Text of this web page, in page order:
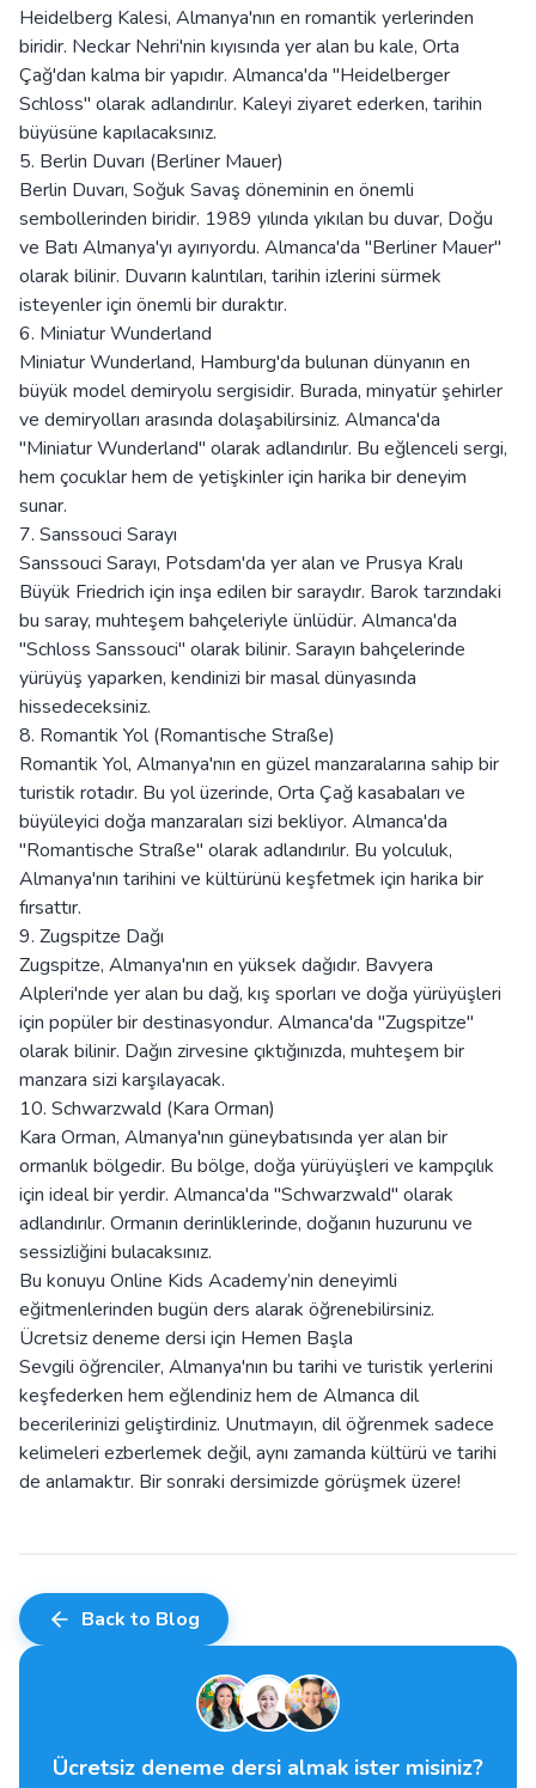
Heidelberg Kalesi, Almanya'nın en romantik yerlerinden
biridir. Neckar Nehri'nin kıyısında yer alan bu kale, Orta
Çağ'dan kalma bir yapıdır. Almanca'da "Heidelberger
Schloss" olarak adlandırılır. Kaleyi ziyaret ederken, tarihin
büyüsüne kapılacaksınız.
5. Berlin Duvarı (Berliner Mauer)
Berlin Duvarı, Soğuk Savaş döneminin en önemli
sembollerinden biridir. 1989 yılında yıkılan bu duvar, Doğu
ve Batı Almanya'yı ayırıyordu. Almanca'da "Berliner Mauer"
olarak bilinir. Duvarın kalıntıları, tarihin izlerini sürmek
isteyenler için önemli bir duraktır.
6. Miniatur Wunderland
Miniatur Wunderland, Hamburg'da bulunan dünyanın en
büyük model demiryolu sergisidir. Burada, minyatür şehirler
ve demiryolları arasında dolaşabilirsiniz. Almanca'da
"Miniatur Wunderland" olarak adlandırılır. Bu eğlenceli sergi,
hem çocuklar hem de yetişkinler için harika bir deneyim
sunar.
7. Sanssouci Sarayı
Sanssouci Sarayı, Potsdam'da yer alan ve Prusya Kralı
Büyük Friedrich için inşa edilen bir saraydır. Barok tarzındaki
bu saray, muhteşem bahçeleriyle ünlüdür. Almanca'da
"Schloss Sanssouci" olarak bilinir. Sarayın bahçelerinde
yürüyüş yaparken, kendinizi bir masal dünyasında
hissedeceksiniz.
8. Romantik Yol (Romantische Straße)
Romantik Yol, Almanya'nın en güzel manzaralarına sahip bir
turistik rotadır. Bu yol üzerinde, Orta Çağ kasabaları ve
büyüleyici doğa manzaraları sizi bekliyor. Almanca'da
"Romantische Straße" olarak adlandırılır. Bu yolculuk,
Almanya'nın tarihini ve kültürünü keşfetmek için harika bir
fırsattır.
9. Zugspitze Dağı
Zugspitze, Almanya'nın en yüksek dağıdır. Bavyera
Alpleri'nde yer alan bu dağ, kış sporları ve doğa yürüyüşleri
için popüler bir destinasyondur. Almanca'da "Zugspitze"
olarak bilinir. Dağın zirvesine çıktığınızda, muhteşem bir
manzara sizi karşılayacak.
10. Schwarzwald (Kara Orman)
Kara Orman, Almanya'nın güneybatısında yer alan bir
ormanlık bölgedir. Bu bölge, doğa yürüyüşleri ve kampçılık
için ideal bir yerdir. Almanca'da "Schwarzwald" olarak
adlandırılır. Ormanın derinliklerinde, doğanın huzurunu ve
sessizliğini bulacaksınız.
Bu konuyu Online Kids Academy’nin deneyimli
eğitmenlerinden bugün ders alarak öğrenebilirsiniz.
Ücretsiz deneme dersi için Hemen Başla
Sevgili öğrenciler, Almanya'nın bu tarihi ve turistik yerlerini
keşfederken hem eğlendiniz hem de Almanca dil
becerilerinizi geliştirdiniz. Unutmayın, dil öğrenmek sadece
kelimeleri ezberlemek değil, aynı zamanda kültürü ve tarihi
de anlamaktır. Bir sonraki dersimizde görüşmek üzere!
Back to Blog
Ücretsiz deneme dersi almak ister misiniz?